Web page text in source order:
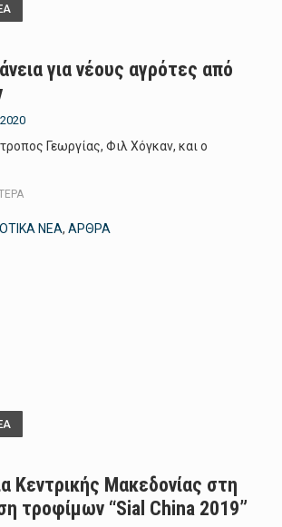
για νέους αγρότες από
Γεωργίας, Φιλ Χόγκαν, και ο
ΝΕΑ, ΑΡΘΡΑ
Κεντρικής Μακεδονίας στη
τροφίμων “Sial China 2019”